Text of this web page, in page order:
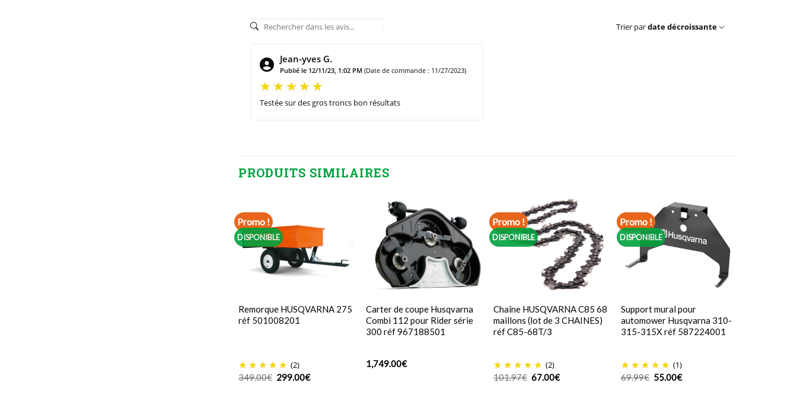
Trier pardate décroissante
Jean-yves G.
Publié le 12/11/23, 1:02 PM (Date de commande : 11/27/2023)
Testée sur des gros troncs bon résultats
PRODUITS SIMILAIRES
Promo !
DISPONIBLE
Remorque HUSQVARNA 275
réf 501008201
(2)
349.00€ Le
299.00€Le
Carter de coupe Husqvarna
Combi 112 pour Rider série
300 réf 967188501
1,749.00€
Promo !
DISPONIBLE
Chaîne HUSQVARNA C85 68
maillons (lot de 3 CHAINES)
réf C85-68T/3
(2)
101.97€ Le
67.00€Le
Promo !
DISPONIBLE
Support mural pour
automower Husqvarna 310-
315-315X réf 587224001
(1)
69.99€ Le
55.00€Le